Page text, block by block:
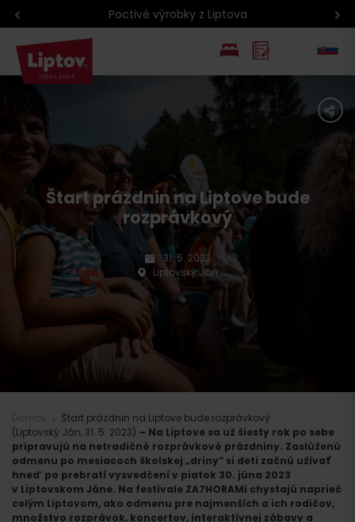
Poctivé výrobky z Liptova
PL
share
Štart prázdnin na Liptove bude
rozprávkový
31. 5. 2023
Liptovský Ján
Štart prázdnin na Liptove bude rozprávkový
(Liptovský Ján, 31. 5. 2023) – Na Liptove sa už šiesty rok po sebe
pripravujú na netradičné rozprávkové prázdniny. Zaslúženú
odmenu po mesiacoch školskej „driny“ si deti začnú užívať
hneď po prebratí vysvedčení v piatok 30. júna 2023
v Liptovskom Jáne. Na festivale ZA7HORAMi chystajú naprieč
celým Liptovom, ako odmenu pre najmenších a ich rodičov,
množstvo rozprávok, koncertov, interaktívnej zábavy a